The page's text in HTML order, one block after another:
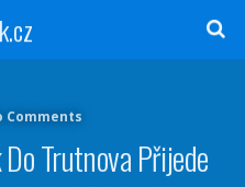
Comments
Trutnova Přijede